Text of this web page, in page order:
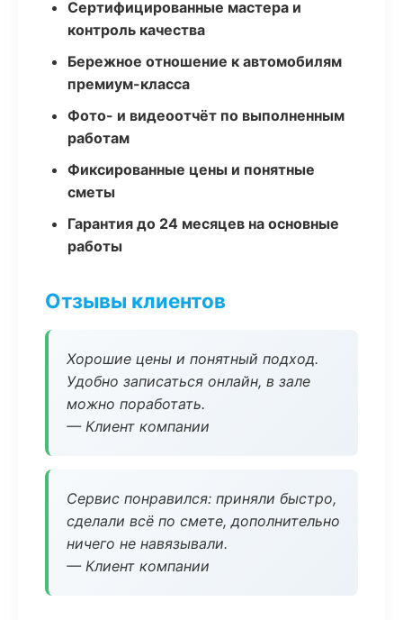
Сертифицированные мастера и
контроль качества
Бережное отношение к автомобилям
премиум-класса
Фото- и видеоотчёт по выполненным
работам
Фиксированные цены и понятные
сметы
Гарантия до 24 месяцев на основные
работы
Отзывы клиентов
Хорошие цены и понятный подход.
Удобно записаться онлайн, в зале
можно поработать.
— Клиент компании
Сервис понравился: приняли быстро,
сделали всё по смете, дополнительно
ничего не навязывали.
— Клиент компании